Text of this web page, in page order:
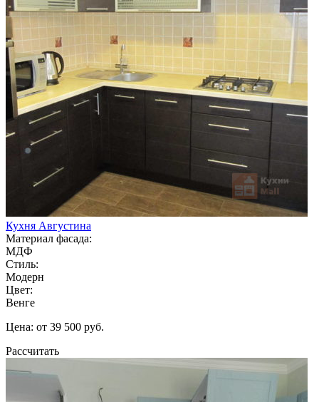
Кухня Августина
Материал фасада:
МДФ
Стиль:
Модерн
Цвет:
Венге
Цена: от 39 500 руб.
Рассчитать